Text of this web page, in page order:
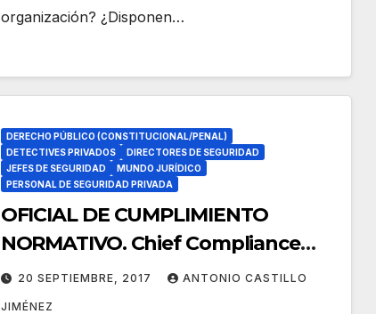
organización? ¿Disponen…
DERECHO PÚBLICO (CONSTITUCIONAL/PENAL)
DETECTIVES PRIVADOS
DIRECTORES DE SEGURIDAD
JEFES DE SEGURIDAD
MUNDO JURÍDICO
PERSONAL DE SEGURIDAD PRIVADA
OFICIAL DE CUMPLIMIENTO
NORMATIVO. Chief Compliance
Officer CCO, y 3.
20 SEPTIEMBRE, 2017 ANTONIO CASTILLO
JIMÉNEZ